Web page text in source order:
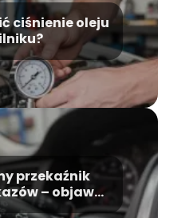
ciśnienie oleju
przekaźnik
– objawy,
naprawa